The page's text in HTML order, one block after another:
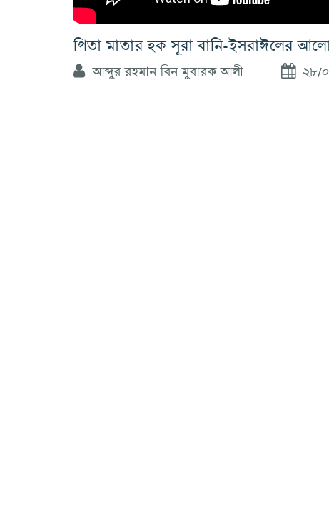
পিতা মাতার হক সূরা বানি-ইসরাঈলের
আব্দুর রহমান বিন মুবারক আলী ২৮/